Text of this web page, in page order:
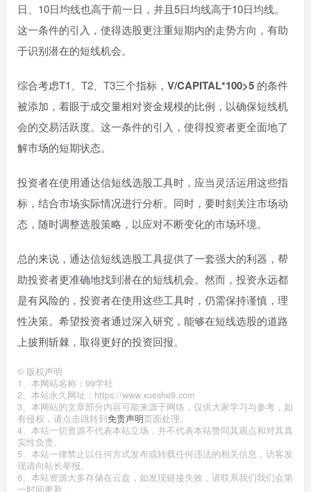
日、10日均线也高于前一日，并且5日均线高于10日均线。
这一条件的引入，使得选股更注重短期内的走势方向，有助
于识别潜在的短线机会。
综合考虑T1、T2、T3三个指标， V/CAPITAL*100>5 的条件
被添加，着眼于成交量相对资金规模的比例，以确保短线机
会的交易活跃度。这一条件的引入，使得投资者更全面地了
解市场的短期状态。
投资者在使用通达信短线选股工具时，应当灵活运用这些指
标，结合市场实际情况进行分析。同时，要时刻关注市场动
态，随时调整选股策略，以应对不断变化的市场环境。
总的来说，通达信短线选股工具提供了一套强大的利器，帮
助投资者更准确地找到潜在的短线机会。然而，投资永远都
是有风险的，投资者在使用这些工具时，仍需保持谨慎，理
性决策。希望投资者通过深入研究，能够在短线选股的道路
上披荆斩棘，取得更好的投资回报。
© 版权声明
1、本网站名称：99学社
2、本站永久网址：https://www.xueshe9.com
3、本网站的文章部分内容可能来源于网络，仅供大家学习与参考，如
有侵权，请点击跳转到免责声明页面处理。
4、本站一切资源不代表本站立场，并不代表本站赞同其观点和对其真
实性负责。
5、本站一律禁止以任何方式发布或转载任何违法的相关信息，访客发
现请向站长举报。
6、本站资源大多存储在云盘，如发现链接失效，请联系我们我们会第
一时间更新。